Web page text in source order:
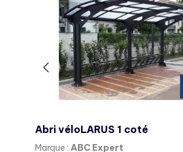
Abri véloLARUS 1 coté
Marque : ABC Expert